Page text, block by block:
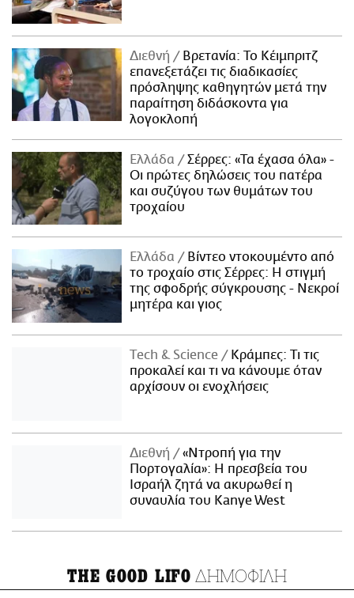
Διεθνή
Βρετανία: Το Κέιμπριτζ
επανεξετάζει τις διαδικασίες
πρόσληψης καθηγητών μετά την
παραίτηση διδάσκοντα για
λογοκλοπή
Ελλάδα
Σέρρες: «Τα έχασα όλα» -
Οι πρώτες δηλώσεις του πατέρα
και συζύγου των θυμάτων του
τροχαίου
Ελλάδα
Βίντεο ντοκουμέντο από
το τροχαίο στις Σέρρες: Η στιγμή
της σφοδρής σύγκρουσης - Νεκροί
μητέρα και γιος
Τech & Science
Κράμπες: Τι τις
προκαλεί και τι να κάνουμε όταν
αρχίσουν οι ενοχλήσεις
Διεθνή
«Ντροπή για την
Πορτογαλία»: Η πρεσβεία του
Ισραήλ ζητά να ακυρωθεί η
συναυλία του Kanye West
THE GOOD LIFO ΔΗΜΟΦΙΛΗ